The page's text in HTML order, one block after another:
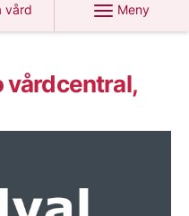
vård
Meny
vårdcentral,